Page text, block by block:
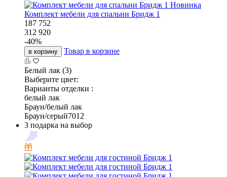
Новинка
Комплект мебели для спальни Бридж 1
187 752
312 920
-40%
в корзину Товар в корзине
Белый лак (3)
Выберите цвет:
Варианты отделки :
белый лак
Браун/белый лак
Браун/серый7012
3 подарка на выбор